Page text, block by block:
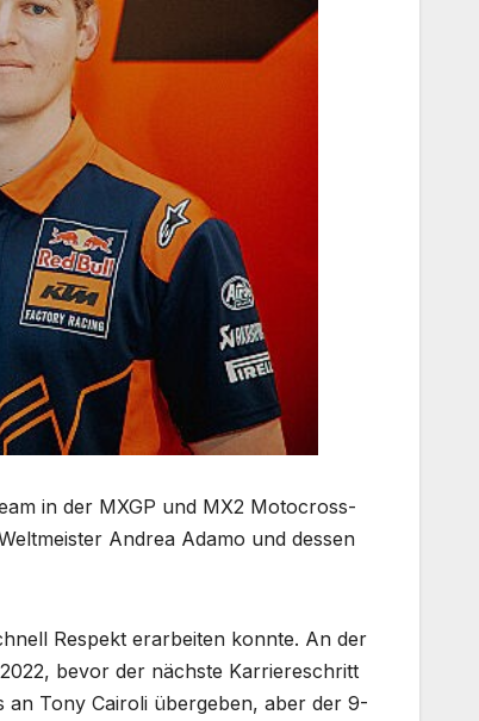
in der MXGP und MX2 Motocross-
Andrea Adamo und dessen
Respekt erarbeiten konnte. An der
bevor der nächste Karriereschritt
an Tony Cairoli übergeben, aber der 9-